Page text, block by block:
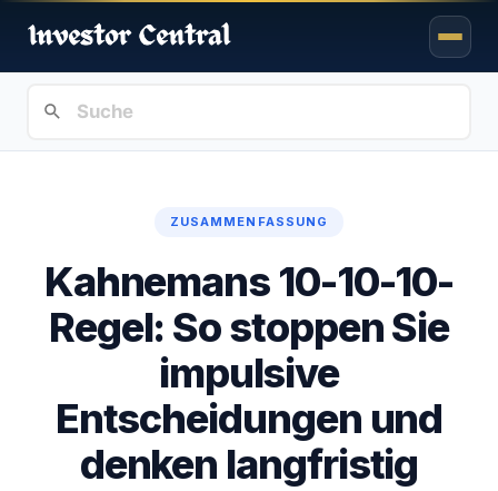
ZUSAMMENFASSUNG
Kahnemans 10-10-10-
Regel: So stoppen Sie
impulsive
Entscheidungen und
denken langfristig